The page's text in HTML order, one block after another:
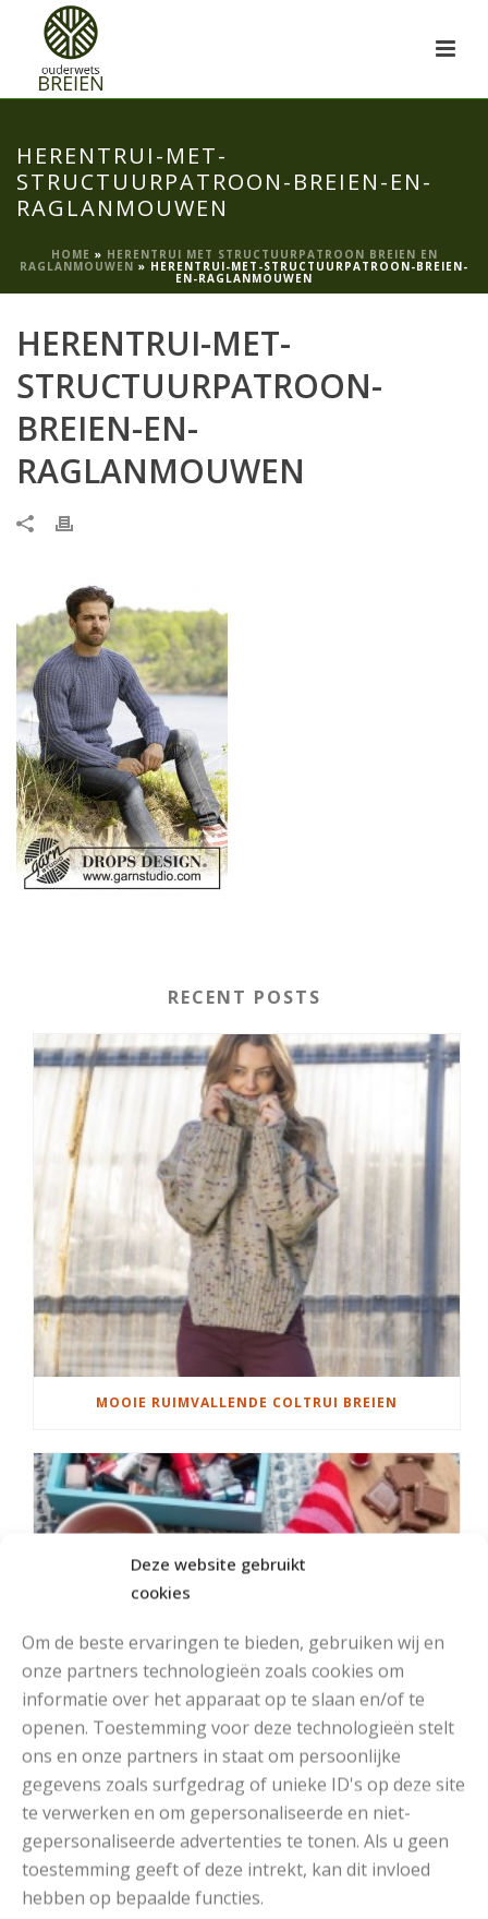
Deze website gebruikt
cookies
Om de beste ervaringen te bieden, gebruiken wij en
onze partners technologieën zoals cookies om
informatie over het apparaat op te slaan en/of te
openen. Toestemming voor deze technologieën stelt
ons en onze partners in staat om persoonlijke
gegevens zoals surfgedrag of unieke ID's op deze site
te verwerken en om gepersonaliseerde en niet-
gepersonaliseerde advertenties te tonen. Als u geen
toestemming geeft of deze intrekt, kan dit invloed
hebben op bepaalde functies.
HERENTRUI-MET-
STRUCTUURPATROON-BREIEN-EN-
RAGLANMOUWEN
HOME » HERENTRUI MET STRUCTUURPATROON BREIEN EN
RAGLANMOUWEN » HERENTRUI-MET-STRUCTUURPATROON-BREIEN-
EN-RAGLANMOUWEN
HERENTRUI-MET-
STRUCTUURPATROON-
BREIEN-EN-
RAGLANMOUWEN
RECENT POSTS
MOOIE RUIMVALLENDE COLTRUI BREIEN